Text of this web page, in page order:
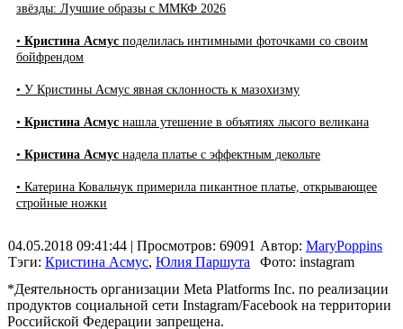
звёзды: Лучшие образы с ММКФ 2026
• Кристина Асмус поделилась интимными фоточками со своим
бойфрендом
• У Кристины Асмус явная склонность к мазохизму
• Кристина Асмус нашла утешение в объятиях лысого великана
• Кристина Асмус надела платье с эффектным декольте
• Катерина Ковальчук примерила пикантное платье, открывающее
стройные ножки
04.05.2018 09:41:44 | Просмотров: 69091
Тэги: Кристина Асмус, Юлия Паршута
Автор: MaryPoppins
Фото: instagram
*Деятельность организации Meta Platforms Inc. по реализации
продуктов социальной сети Instagram/Facebook на территории
Российской Федерации запрещена.